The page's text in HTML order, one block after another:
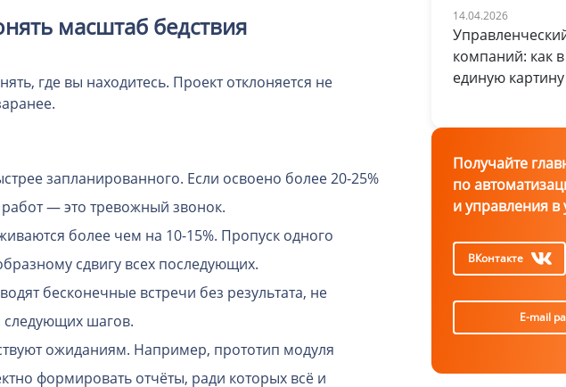
масштаб бедствия
где вы находитесь. Проект отклоняется не
запланированного. Если освоено более 20-25%
— это тревожный звонок.
более чем на 10-15%. Пропуск одного
сдвигу всех последующих.
бесконечные встречи без результата, не
следующих шагов.
ожиданиям. Например, прототип модуля
формировать отчёты, ради которых всё и
14.04.2026
компаний: как
единую
Получайте
по
и управления
ВКонтакте
E-mail